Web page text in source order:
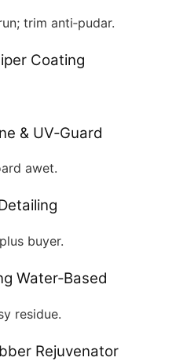
trim anti‑pudar.
Coating
& UV‑Guard
awet.
buyer.
Water‑Based
residue.
Rejuvenator